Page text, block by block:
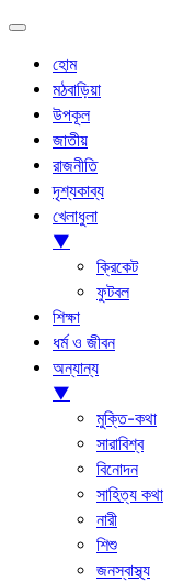
হোম
মঠবাড়িয়া
উপকূল
জাতীয়
রাজনীতি
দৃশ্যকাব্য
খেলাধুলা
▼
ক্রিকেট
ফুটবল
শিক্ষা
ধর্ম ও জীবন
অন্যান্য
▼
মুক্তি-কথা
সারাবিশ্ব
বিনোদন
সাহিত্য কথা
নারী
শিশু
জনস্বাস্থ্য